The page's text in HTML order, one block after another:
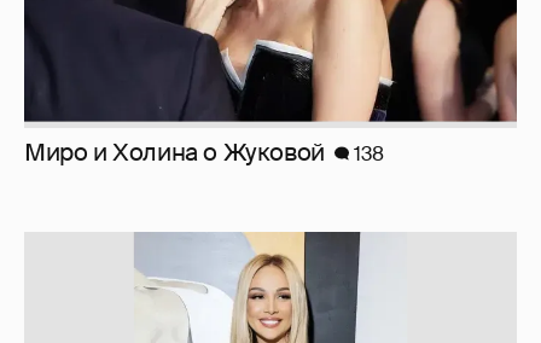
Миро и Холина о Жуковой 138